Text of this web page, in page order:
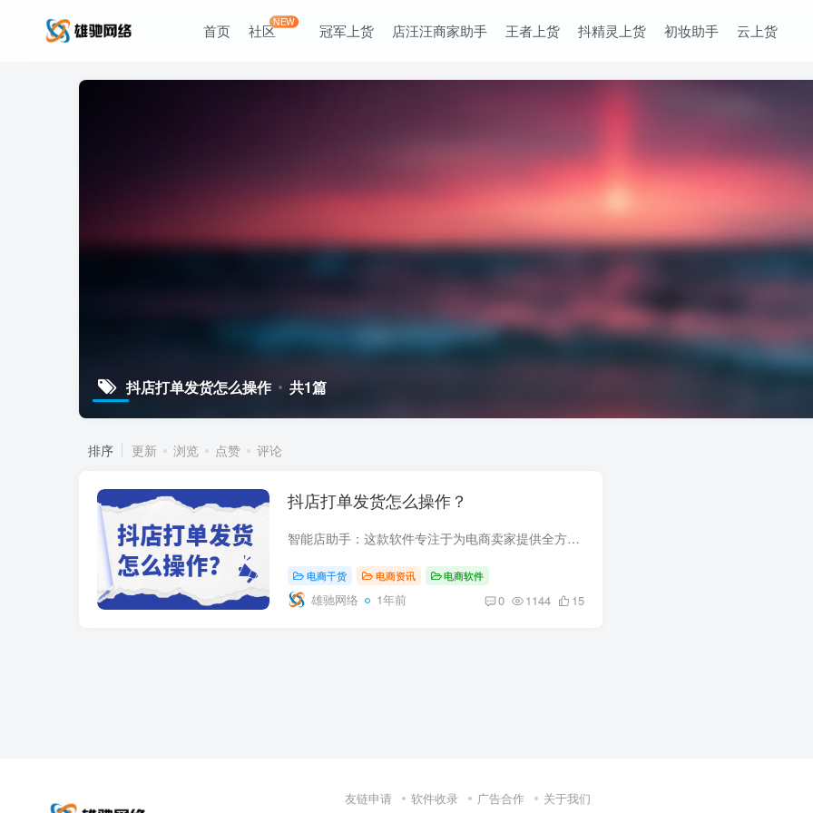
首页 社区NEW 冠军上货 店汪汪商家助手 王者上货 抖精灵上货 初妆助手 云上货
抖店打单发货怎么操作 共1篇
排序 更新 浏览 点赞 评论
抖店打单发货怎么操作？
智能店助手：这款软件专注于为电商卖家提供全方位的服务，包括打单、发货、分销、代发、对账、售后、数据等等。在厂家代发方面，它与众多优质厂家建立了合作关系，为商家提供丰富的商品资源。软...
电商干货 电商资讯 电商软件
雄驰网络 1年前 0 1144 15
友链申请 软件收录 广告合作 关于我们